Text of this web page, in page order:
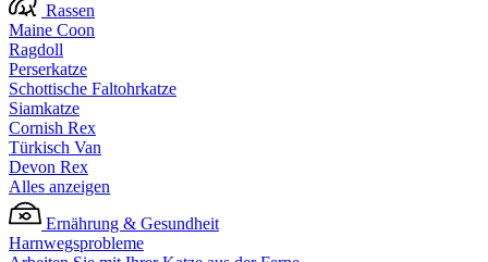
Rassen
Maine Coon
Ragdoll
Perserkatze
Schottische Faltohrkatze
Siamkatze
Cornish Rex
Türkisch Van
Devon Rex
Alles anzeigen
Ernährung & Gesundheit
Harnwegsprobleme